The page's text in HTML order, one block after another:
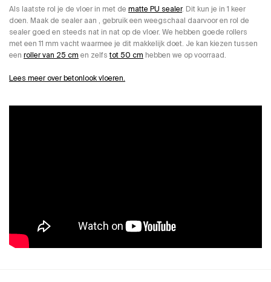
Als laatste rol je de vloer in met de matte PU sealer. Dit kun je in 1 keer
doen. Maak de sealer aan , gebruik een weegschaal daarvoor en rol de
sealer goed en steeds nat in nat op de vloer. We hebben goede rollers
met een 11 mm vacht waarmee je dit makkelijk doet. Je kan kiezen tussen
een roller van 25 cm en zelfstot 50 cm hebben we op voorraad.
Lees meer over betonlook vloeren.